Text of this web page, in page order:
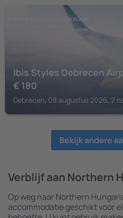
NORTHERN HUNGARIAN PLAINS
Ibis Styles Debrecen
€ 180
Debrecen, 08 augustus 2026, 2
Bekijk andere
Verblijf aan Northern
Op weg naar Northern
accommodatie geschikt voor